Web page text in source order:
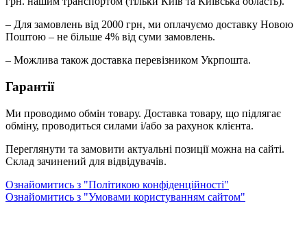
– Для замовлень від 2000 грн, ми оплачуємо доставку Новою
Поштою – не більше 4% від суми замовлень.
– Можлива також доставка перевізником Укрпошта.
Гарантії
Ми проводимо обмін товару. Доставка товару, що підлягає
обміну, проводиться силами і/або за рахунок клієнта.
Переглянути та замовити актуальні позиції можна на сайті.
Склад зачинений для відвідувачів.
Ознайомитись з "Політикою конфіденційності"
Ознайомитись з "Умовами користуванням сайтом"